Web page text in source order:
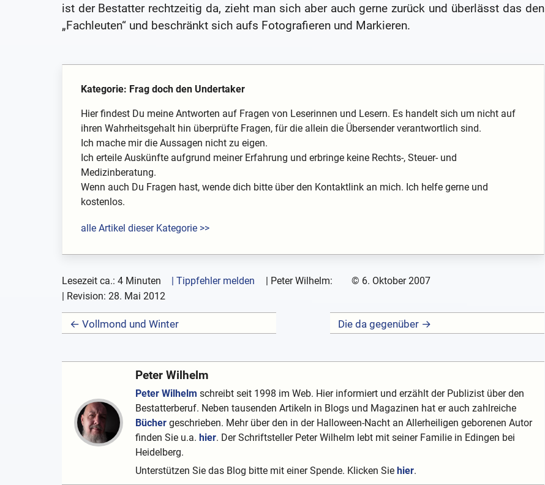
ist der Bestatter rechtzeitig da, zieht man sich aber auch gerne zurück und überlässt das den
„Fachleuten“ und beschränkt sich aufs Fotografieren und Markieren.
Kategorie: Frag doch den Undertaker
Hier findest Du meine Antworten auf Fragen von Leserinnen und Lesern. Es handelt sich um nicht auf
ihren Wahrheitsgehalt hin überprüfte Fragen, für die allein die Übersender verantwortlich sind.
Ich mache mir die Aussagen nicht zu eigen.
Ich erteile Auskünfte aufgrund meiner Erfahrung und erbringe keine Rechts-, Steuer- und
Medizinberatung.
Wenn auch Du Fragen hast, wende dich bitte über den Kontaktlink an mich. Ich helfe gerne und
kostenlos.
alle Artikel dieser Kategorie >>
Lesezeit ca.: 4 Minuten | Tippfehler melden | Peter Wilhelm: © 6. Oktober 2007
| Revision: 28. Mai 2012
← Vollmond und Winter Die da gegenüber →
Peter Wilhelm
Peter Wilhelm schreibt seit 1998 im Web. Hier informiert und erzählt der Publizist über den
Bestatterberuf. Neben tausenden Artikeln in Blogs und Magazinen hat er auch zahlreiche
Büchergeschrieben. Mehr über den in der Halloween-Nacht an Allerheiligen geborenen Autor
finden Sie u.a. hier. Der Schriftsteller Peter Wilhelm lebt mit seiner Familie in Edingen bei
Heidelberg.
Unterstützen Sie das Blog bitte mit einer Spende. Klicken Sie hier.